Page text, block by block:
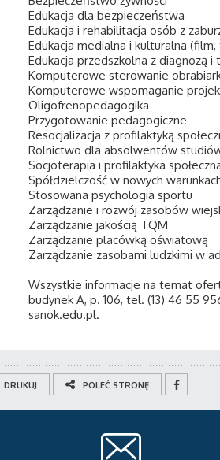
Edukacja dla bezpieczeństwa
Edukacja i rehabilitacja osób z
Edukacja medialna i kulturalna
Edukacja przedszkolna z diagnozą
Komputerowe sterowanie
Komputerowe wspomaganie
Oligofrenopedagogika
Przygotowanie pedagogiczne
Resocjalizacja z profilaktyką
Rolnictwo dla absolwentów
Socjoterapia i profilaktyka
Spółdzielczość w nowych
Stosowana psychologia sportu
Zarządzanie i rozwój zasobów
Zarządzanie jakością TQM
Zarządzanie placówką oświatową
Zarządzanie zasobami ludzkimi w
Wszystkie informacje na temat
budynek A, p. 106, tel. (13) 46 55
sanok.edu.pl.
DRUKUJ POLEĆ STRONĘ